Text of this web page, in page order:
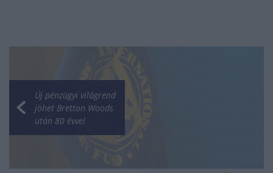
Új pénzügyi világrend
jöhet Bretton Woods
után 80 évvel